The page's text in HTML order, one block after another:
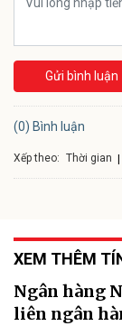
Gửi bình luận
(0) Bình luận
Xếp theo: Thời gian
XEM THÊM
Ngân hàng
liên ngân